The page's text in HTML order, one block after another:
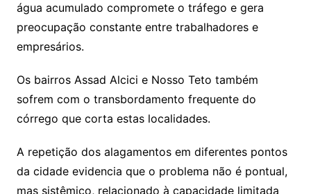
água acumulado compromete o tráfego e gera
preocupação constante entre trabalhadores e
empresários.
Os bairros Assad Alcici e Nosso Teto também
sofrem com o transbordamento frequente do
córrego que corta estas localidades.
A repetição dos alagamentos em diferentes pontos
da cidade evidencia que o problema não é pontual,
mas sistêmico, relacionado à capacidade limitada